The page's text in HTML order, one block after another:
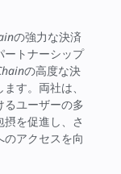
の強力な決済
ートナーシップ
の高度な決
す。両社は、
るユーザーの多
を促進し、さ
のアクセスを向